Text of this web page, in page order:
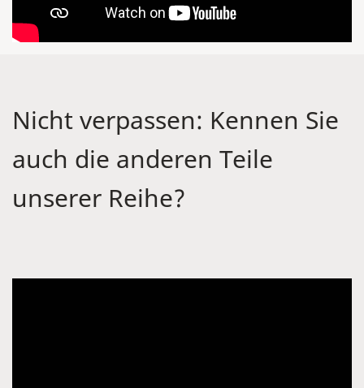
Nicht verpassen: Kennen Sie
auch die anderen Teile
unserer Reihe?